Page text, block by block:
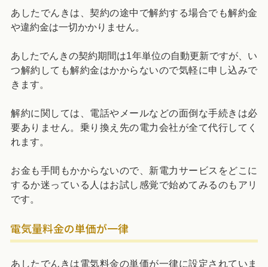
あしたでんきは、契約の途中で解約する場合でも解約金
や違約金は一切かかりません。
あしたでんきの契約期間は1年単位の自動更新ですが、い
つ解約しても解約金はかからないので気軽に申し込みで
きます。
解約に関しては、電話やメールなどの面倒な手続きは必
要ありません。乗り換え先の電力会社が全て代行してく
れます。
お金も手間もかからないので、新電力サービスをどこに
するか迷っている人はお試し感覚で始めてみるのもアリ
です。
電気量料金の単価が一律
あしたでんきは電気料金の単価が一律に設定されていま